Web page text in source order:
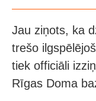
Jau ziņots, ka
trešo
tiek officiāli
Rīgas Doma